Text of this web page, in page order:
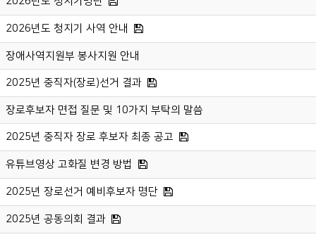
2026년도 청지기 사역 안내
장애사역지원부 봉사지원 안내
2025년 중직자(장로)선거 결과
장로후보자 면접 질문 및 10가지 부탁의 말씀
2025년 중직자 장로 후보자 최종 공고
유튜브영상 고화질 변경 방법
2025년 장로선거 예비후보자 명단
2025년 공동의회 결과